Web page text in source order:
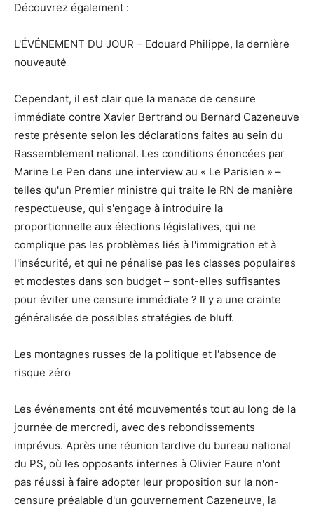
Découvrez également :
L'ÉVÉNEMENT DU JOUR – Edouard Philippe, la dernière
nouveauté
Cependant, il est clair que la menace de censure
immédiate contre Xavier Bertrand ou Bernard Cazeneuve
reste présente selon les déclarations faites au sein du
Rassemblement national. Les conditions énoncées par
Marine Le Pen dans une interview au « Le Parisien » –
telles qu'un Premier ministre qui traite le RN de manière
respectueuse, qui s'engage à introduire la
proportionnelle aux élections législatives, qui ne
complique pas les problèmes liés à l'immigration et à
l'insécurité, et qui ne pénalise pas les classes populaires
et modestes dans son budget – sont-elles suffisantes
pour éviter une censure immédiate ? Il y a une crainte
généralisée de possibles stratégies de bluff.
Les montagnes russes de la politique et l'absence de
risque zéro
Les événements ont été mouvementés tout au long de la
journée de mercredi, avec des rebondissements
imprévus. Après une réunion tardive du bureau national
du PS, où les opposants internes à Olivier Faure n'ont
pas réussi à faire adopter leur proposition sur la non-
censure préalable d'un gouvernement Cazeneuve, la